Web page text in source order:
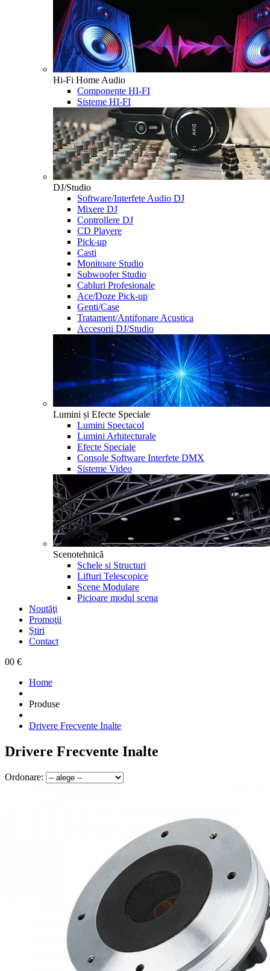
Hi-Fi Home Audio
Componente HI-FI
Sisteme HI-FI
DJ/Studio
Software/Interfete Audio DJ
Mixere DJ
Controllere DJ
CD Playere
Pick-up
Casti
Monitoare Studio
Subwoofer Studio
Cabluri Profesionale
Ace/Doze Pick-up
Genti/Case
Tratament/Antifonare Acustica
Accesorii DJ/Studio
Lumini și Efecte Speciale
Lumini Spectacol
Lumini Arhitecturale
Efecte Speciale
Console Software Interfete DMX
Sisteme Video
Scenotehnică
Schele si Structuri
Lifturi Telescopice
Scene Modulare
Picioare modul scena
Noutăţi
Promoţii
Știri
Contact
00 €
Home
Produse
Drivere Frecvente Inalte
Drivere Frecvente Inalte
Ordonare: